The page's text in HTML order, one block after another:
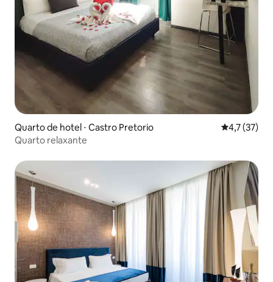
Quarto de hotel ⋅ Castro Pretorio 4,7 de uma
4,7 (37)
Quarto relaxante